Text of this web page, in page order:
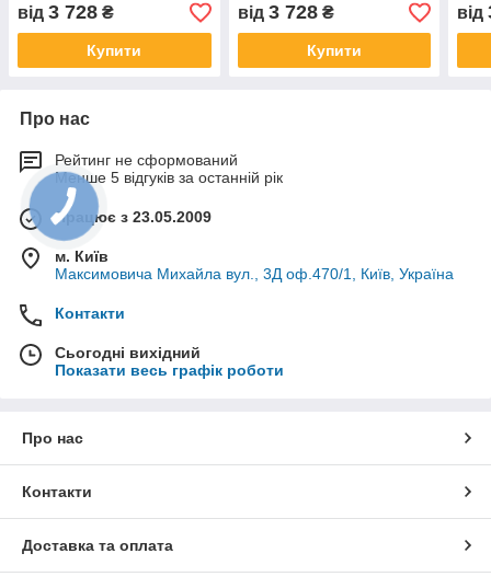
від 3 728 ₴
Купити
від 3 728₴
Купити
від
Про нас
Рейтинг не сформований
Менше 5 відгуків за останній рік
Працює з 23.05.2009
м. Київ
Максимовича Михайла вул., 3Д оф.470/1, Київ, Україна
Контакти
Сьогодні вихідний
Показати весь графік роботи
Про нас
Контакти
Доставка та оплата